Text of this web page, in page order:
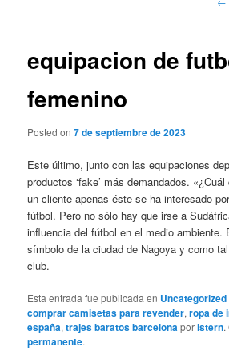
equipacion de
femenino
Posted on7 de septiembre de 2023
Este último, junto con las equipaciones
productos ‘fake’ más demandados.
un cliente apenas éste se ha interesado
fútbol. Pero no sólo hay que irse a
influencia del fútbol en el medio ambiente.
símbolo de la ciudad de Nagoya y como
club.
Esta entrada fue publicada en Uncategorized
comprar camisetas para revender,ropa de
españa,trajes baratos barcelonaporistern.
permanente.